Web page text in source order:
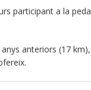
participant a la
anys anteriors (17